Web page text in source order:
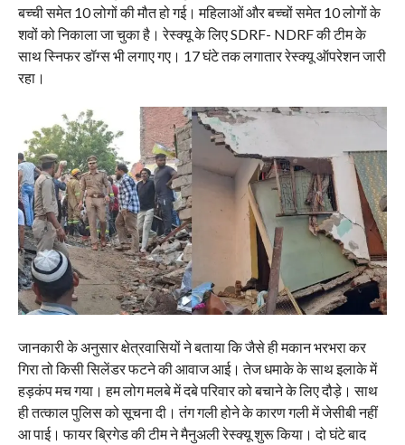
बच्ची समेत 10 लोगों की मौत हो गई। महिलाओं और बच्चों समेत 10 लोगों के
शवों को निकाला जा चुका है। रेस्क्यू के लिए SDRF- NDRF की टीम के
साथ स्निफर डॉग्स भी लगाए गए। 17 घंटे तक लगातार रेस्क्यू ऑपरेशन जारी
रहा।
जानकारी के अनुसार क्षेत्रवासियों ने बताया कि जैसे ही मकान भरभरा कर
गिरा तो किसी सिलेंडर फटने की आवाज आई। तेज धमाके के साथ इलाके में
हड़कंप मच गया। हम लोग मलबे में दबे परिवार को बचाने के लिए दौड़े। साथ
ही तत्काल पुलिस को सूचना दी। तंग गली होने के कारण गली में जेसीबी नहीं
आ पाई। फायर ब्रिगेड की टीम ने मैनुअली रेस्क्यू शुरू किया। दो घंटे बाद